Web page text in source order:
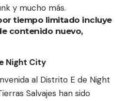
y mucho más.
tiempo limitado incluye
contenido nuevo,
Night City
al Distrito E de Night
Salvajes han sido